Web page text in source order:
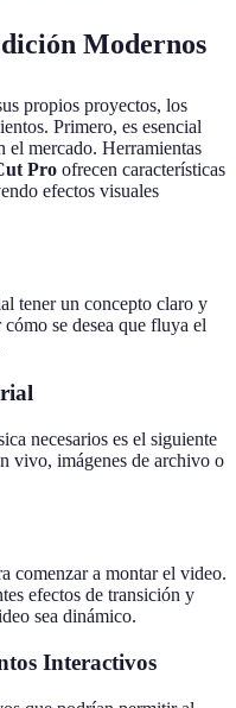
Modernos
propios proyectos, los
Primero, es esencial
el mercado. Herramientas
Pro ofrecen características
efectos visuales
tener un concepto claro y
se desea que fluya el
necesarios es el siguiente
vivo, imágenes de archivo o
comenzar a montar el video.
efectos de transición y
sea dinámico.
Interactivos